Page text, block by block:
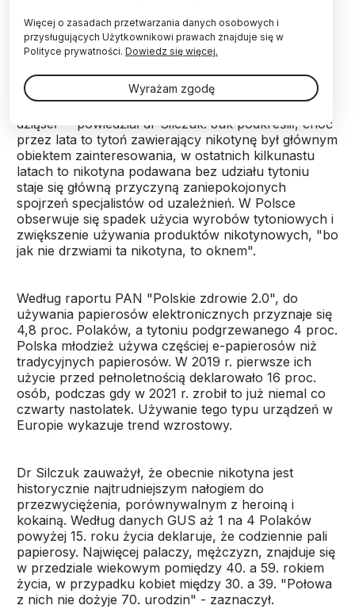
"Opracowaliśmy różne metody przyjmowania
nikotyny. Palimy, a ostatnio +podgrzewamy+
suszony lub jeszcze wilgotny tytoń, wciągamy
donosowo sproszkowany w formie tabaki, żujemy
dziąseł" - powiedział dr Silczuk. Jak podkreślił, choć
przez lata to tytoń zawierający nikotynę był głównym
obiektem zainteresowania, w ostatnich kilkunastu
latach to nikotyna podawana bez udziału tytoniu
staje się główną przyczyną zaniepokojonych
spojrzeń specjalistów od uzależnień. W Polsce
obserwuje się spadek użycia wyrobów tytoniowych i
zwiększenie używania produktów nikotynowych, "bo
jak nie drzwiami ta nikotyna, to oknem".
Według raportu PAN "Polskie zdrowie 2.0", do
używania papierosów elektronicznych przyznaje się
4,8 proc. Polaków, a tytoniu podgrzewanego 4 proc.
Polska młodzież używa częściej e-papierosów niż
tradycyjnych papierosów. W 2019 r. pierwsze ich
użycie przed pełnoletnością deklarowało 16 proc.
osób, podczas gdy w 2021 r. zrobił to już niemal co
czwarty nastolatek. Używanie tego typu urządzeń w
Europie wykazuje trend wzrostowy.
Dr Silczuk zauważył, że obecnie nikotyna jest
historycznie najtrudniejszym nałogiem do
przezwyciężenia, porównywalnym z heroiną i
kokainą. Według danych GUS aż 1 na 4 Polaków
powyżej 15. roku życia deklaruje, że codziennie pali
papierosy. Najwięcej palaczy, mężczyzn, znajduje się
w przedziale wiekowym pomiędzy 40. a 59. rokiem
życia, w przypadku kobiet między 30. a 39. "Połowa
z nich nie dożyje 70. urodzin" - zaznaczył.
Więcej o zasadach przetwarzania danych osobowych i
przysługujących Użytkownikowi prawach znajduje się w
Polityce prywatności. Dowiedz się więcej.
Wyrażam zgodę